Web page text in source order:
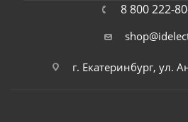
8 800 222-
г. Екатеринбург, ул.